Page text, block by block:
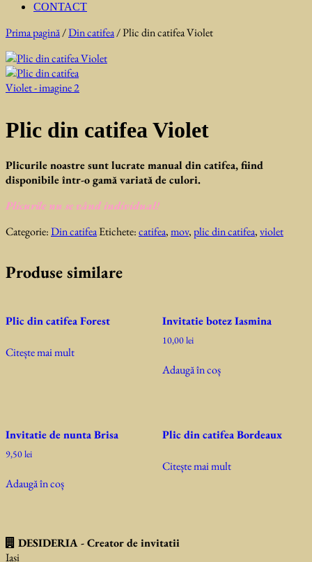
CONTACT
Prima pagină/Din catifea/ Plic din catifea Violet
Plic din catifea Violet
Plicurile noastre sunt lucrate manual din catifea, fiind
disponibile într-o gamă variată de culori.
Plicurile nu se vând individual!
Categorie:Din catifeaEtichete:catifea,mov,plic din catifea,violet
Produse similare
Plic din catifea Forest
Citește mai mult
Invitatie botez Iasmina
10,00lei
Adaugă în coș
Invitatie de nunta Brisa
9,50lei
Adaugă în coș
Plic din catifea Bordeaux
Citește mai mult
DESIDERIA - Creator de invitatii
Iasi